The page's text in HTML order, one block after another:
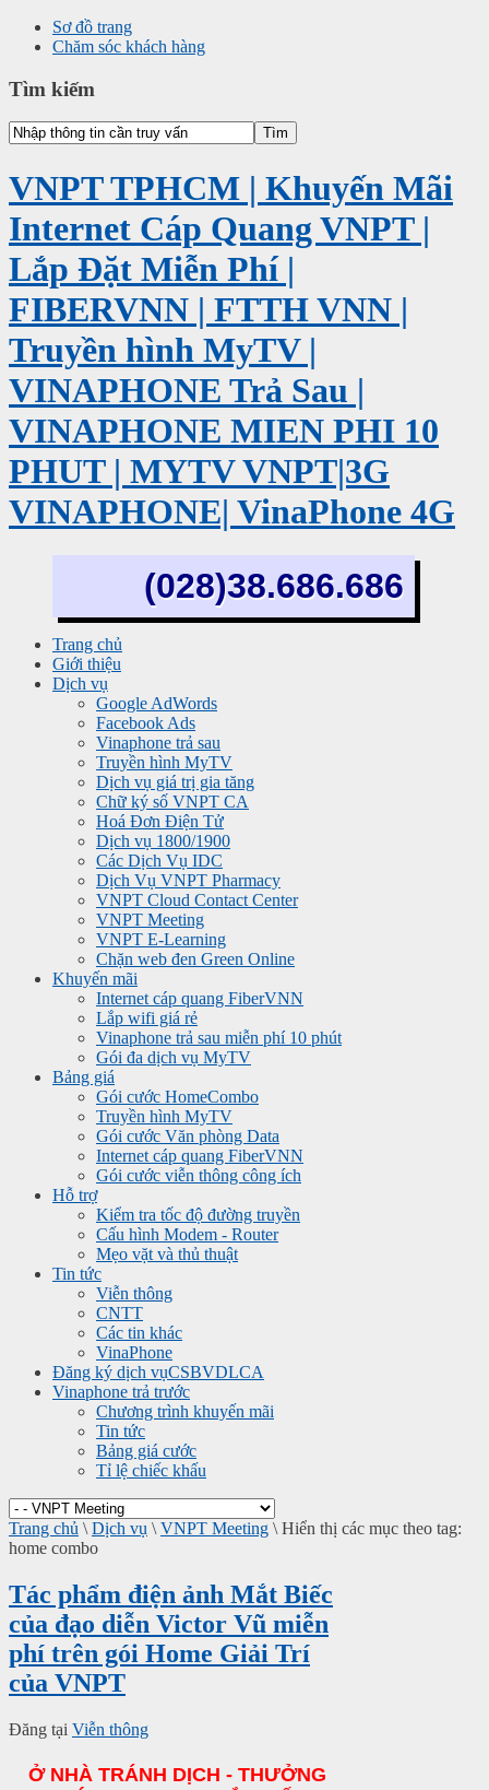
Sơ đồ trang
Chăm sóc khách hàng
Tìm kiếm
VNPT TPHCM | Khuyến Mãi
Internet Cáp Quang VNPT |
Lắp Đặt Miễn Phí |
FIBERVNN | FTTH VNN |
Truyền hình MyTV |
VINAPHONE Trả Sau |
VINAPHONE MIEN PHI 10
PHUT | MYTV VNPT|3G
VINAPHONE| VinaPhone 4G
(028)38.686.686
Trang chủ
Giới thiệu
Dịch vụ
Google AdWords
Facebook Ads
Vinaphone trả sau
Truyền hình MyTV
Dịch vụ giá trị gia tăng
Chữ ký số VNPT CA
Hoá Đơn Điện Tử
Dịch vụ 1800/1900
Các Dịch Vụ IDC
Dịch Vụ VNPT Pharmacy
VNPT Cloud Contact Center
VNPT Meeting
VNPT E-Learning
Chặn web đen Green Online
Khuyến mãi
Internet cáp quang FiberVNN
Lắp wifi giá rẻ
Vinaphone trả sau miễn phí 10 phút
Gói đa dịch vụ MyTV
Bảng giá
Gói cước HomeCombo
Truyền hình MyTV
Gói cước Văn phòng Data
Internet cáp quang FiberVNN
Gói cước viễn thông công ích
Hỗ trợ
Kiểm tra tốc độ đường truyền
Cấu hình Modem - Router
Mẹo vặt và thủ thuật
Tin tức
Viễn thông
CNTT
Các tin khác
VinaPhone
Đăng ký dịch vụCSBVDLCA
Vinaphone trả trước
Chương trình khuyến mãi
Tin tức
Bảng giá cước
Tỉ lệ chiếc khấu
Trang chủ \ Dịch vụ \ VNPT Meeting \ Hiển thị các mục theo tag:
home combo
Tác phẩm điện ảnh Mắt Biếc
của đạo diễn Victor Vũ miễn
phí trên gói Home Giải Trí
của VNPT
Đăng tại Viễn thông
Ở NHÀ TRÁNH DỊCH - THƯỞNG